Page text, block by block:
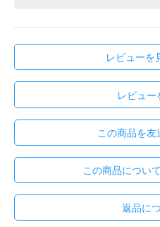
レビューを
レビュー
この商品を友
この商品につい
返品に